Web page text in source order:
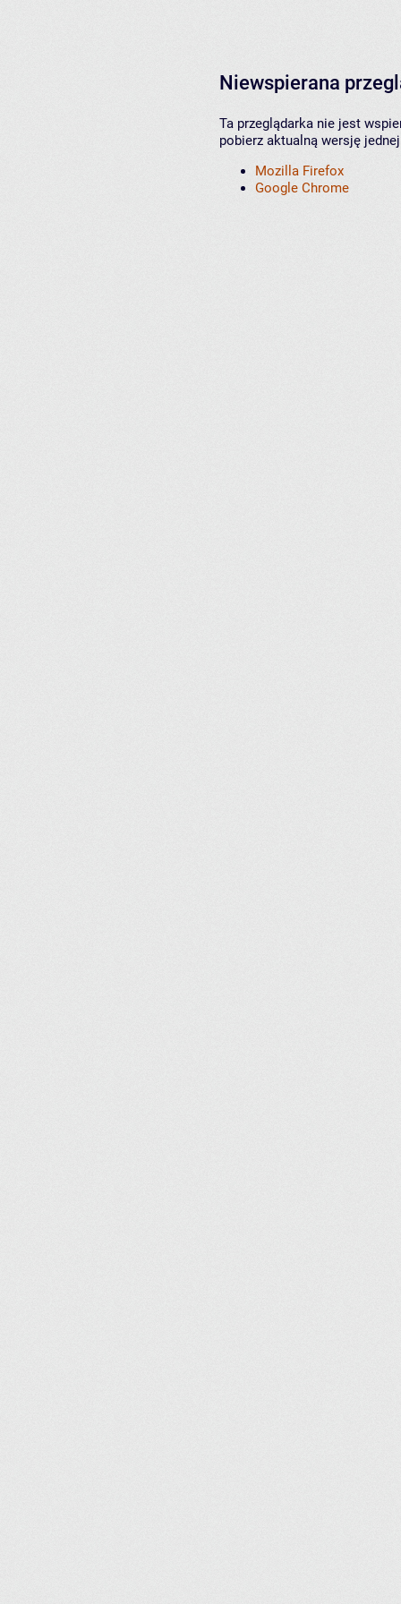
Niewspierana
Ta przeglądarka nie jest
pobierz aktualną wersję
Mozilla Firefox
Google Chrome